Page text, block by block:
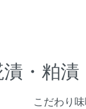
・粕
こだわり